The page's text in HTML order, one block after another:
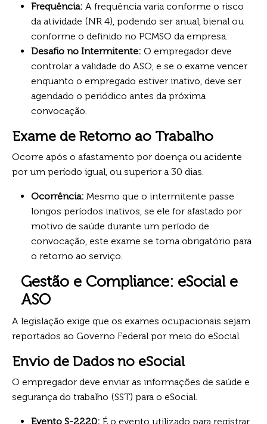
Frequência: A frequência varia conforme o risco
da atividade (NR 4), podendo ser anual, bienal ou
conforme o definido no PCMSO da empresa.
Desafio no Intermitente: O empregador deve
controlar a validade do ASO, e se o exame vencer
enquanto o empregado estiver inativo, deve ser
agendado o periódico antes da próxima
convocação.
Exame de Retorno ao Trabalho
Ocorre após o afastamento por doença ou acidente
por um período igual, ou superior a 30 dias.
Ocorrência: Mesmo que o intermitente passe
longos períodos inativos, se ele for afastado por
motivo de saúde durante um período de
convocação, este exame se torna obrigatório para
o retorno ao serviço.
Gestão e Compliance: eSocial e
ASO
A legislação exige que os exames ocupacionais sejam
reportados ao Governo Federal por meio do eSocial.
Envio de Dados no eSocial
O empregador deve enviar as informações de saúde e
segurança do trabalho (SST) para o eSocial.
Evento S-2220: É o evento utilizado para registrar